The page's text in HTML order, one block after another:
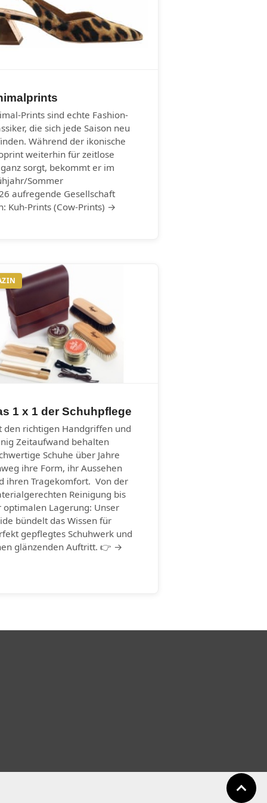
Prints sind echte Fashion-
die sich jede Saison neu
Während der ikonische
weiterhin für zeitlose
sorgt, bekommt er im
Sommer
aufregende Gesellschaft
Kuh-Prints (Cow-Prints) →
1 x 1 der Schuhpflege
den richtigen Handgriffen und
Zeitaufwand behalten
Schuhe über Jahre
ihre Form, ihr Aussehen
ihren Tragekomfort. Von der
Reinigung bis
optimalen Lagerung: Unser
bündelt das Wissen für
gepflegtes Schuhwerk und
glänzenden Auftritt. 👉 →